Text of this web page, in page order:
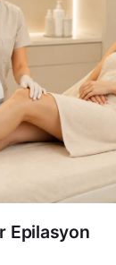
Epilasyon